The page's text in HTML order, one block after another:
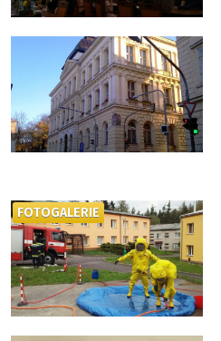
FOTOGALERIE